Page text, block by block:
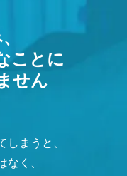
ことに
せん
しまうと、
なく、